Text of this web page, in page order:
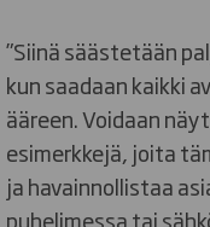
”Siinä säästetään
kun saadaan kaikki
ääreen. Voidaan
esimerkkejä, joita
ja havainnollistaa
puhelimessa tai